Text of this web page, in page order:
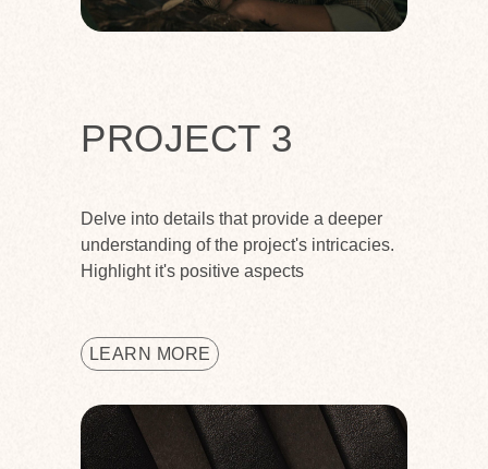
PROJECT 3
Delve into details that provide a deeper
understanding of the project's intricacies.
Highlight it's positive aspects
LEARN MORE